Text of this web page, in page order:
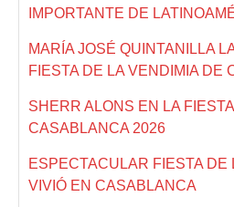
IMPORTANTE DE
MARÍA JOSÉ QUINTANILLA
FIESTA DE LA VENDIMIA DE
SHERR ALONS EN LA
CASABLANCA 2026
ESPECTACULAR FIESTA DE
VIVIÓ EN CASABLANCA